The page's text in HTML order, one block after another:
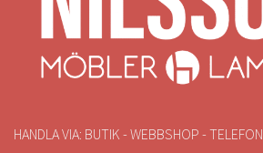
HANDLA VIA: BUTIK - WEBBSHOP - TELEFON